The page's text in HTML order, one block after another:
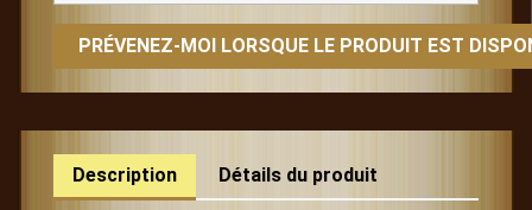
PRÉVENEZ-MOI LORSQUE LE PRODUIT EST
Description Détails du produit